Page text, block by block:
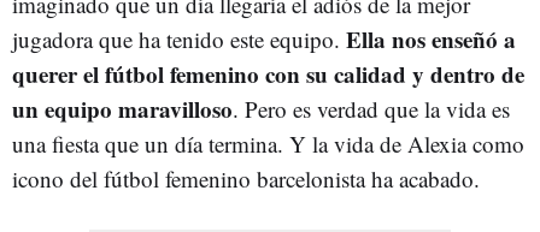
jugadora que ha tenido este equipo. Ella nos enseñó a
querer el fútbol femenino con su calidad y dentro de
un equipo maravilloso. Pero es verdad que la vida es
una fiesta que un día termina. Y la vida de Alexia como
icono del fútbol femenino barcelonista ha acabado.